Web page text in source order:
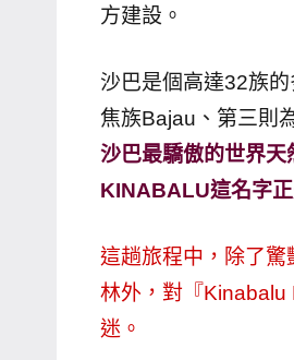
動
持、
學
校
業
座、
部
落
方建設。
沙巴是個高達32族
焦族Bajau、第三則
沙巴最驕傲的世界
KINABALU這名字
這趟旅程中，除了
林外，對『Kinabalu
迷。